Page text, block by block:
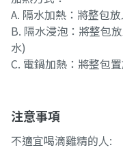
A. 隔水加熱：將整包
B. 隔水浸泡：將整包
水)
C. 電鍋加熱：將整包
注意事項
不適宜喝滴雞精的人: